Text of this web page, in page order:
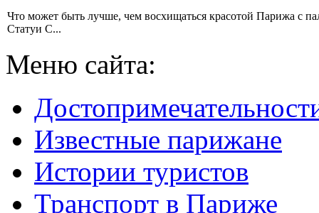
Что может быть лучше, чем восхищаться красотой Парижа с
Статуи С...
Меню сайта:
Известные парижане
Истории туристов
Транспорт в Париже